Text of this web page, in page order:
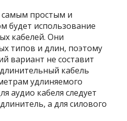
самым простым и
будет использование
кабелей. Они
типов и длин, поэтому
вариант не составит
кабель
удлиняемого
аудио кабеля следует
а для силового